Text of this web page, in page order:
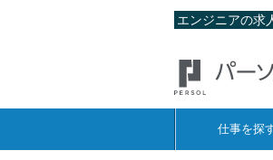
エンジニアの求
仕事を探